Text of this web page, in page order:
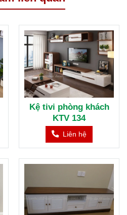
Kệ tivi phòng khách
KTV 134
Liên hệ